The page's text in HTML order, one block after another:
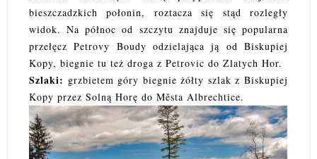
bieszczadzkich połonin, roztacza się stąd rozległy
widok. Na północ od szczytu znajduje się popularna
przełęcz Petrovy Boudy odzielająca ją od Biskupiej
Kopy, biegnie tu też droga z Petrovic do Zlatych Hor.
Szlaki: grzbietem góry biegnie żółty szlak z Biskupiej
Kopy przez Solną Horę do Města Albrechtice.